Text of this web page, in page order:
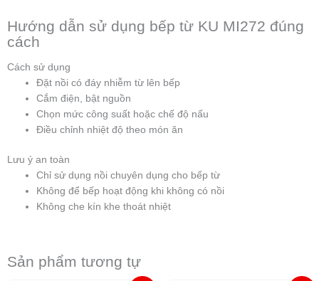
Hướng dẫn sử dụng bếp từ KU MI272 đúng
cách
Cách sử dụng
Đặt nồi có đáy nhiễm từ lên bếp
Cắm điện, bật nguồn
Chọn mức công suất hoặc chế độ nấu
Điều chỉnh nhiệt độ theo món ăn
Lưu ý an toàn
Chỉ sử dụng nồi chuyên dụng cho bếp từ
Không để bếp hoạt động khi không có nồi
Không che kín khe thoát nhiệt
Sản phẩm tương tự